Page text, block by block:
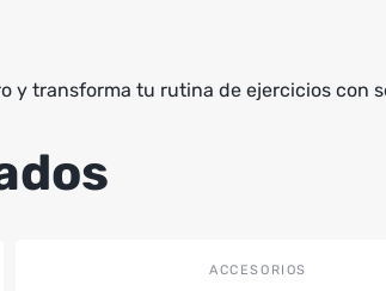
y transforma tu rutina de ejercicios con
ACCESORIOS